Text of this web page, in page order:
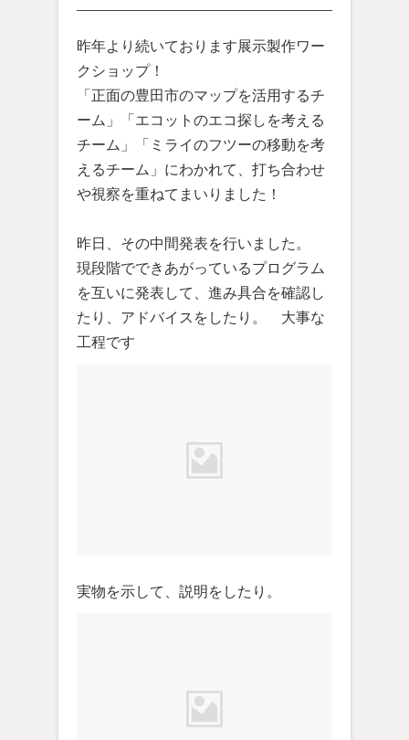
昨年より続いております展示製作ワー
クショップ！
「正面の豊田市のマップを活用するチ
ーム」「エコットのエコ探しを考える
チーム」「ミライのフツーの移動を考
えるチーム」にわかれて、打ち合わせ
や視察を重ねてまいりました！
昨日、その中間発表を行いました。
現段階でできあがっているプログラム
を互いに発表して、進み具合を確認し
たり、アドバイスをしたり。 大事な
工程です
実物を示して、説明をしたり。